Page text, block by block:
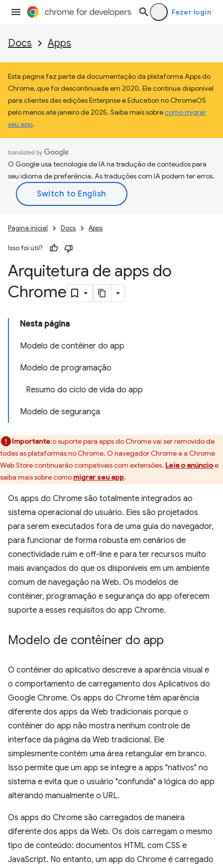
Fazer login
Docs Apps
Esta página faz parte da documentação da plataforma Apps do
Chrome, que foi descontinuada em 2020. Ele continua disponível
para clientes das edições Enterprise e Education no ChromeOS
pelo menos até janeiro de 2025. Saiba mais sobrecomo migrar
seu app.
O Google usa tecnologia de IA na tradução de conteúdos para
seu idioma de preferência. As traduções com IA podem ter erros.
Página inicial Docs Apps
Isso foi útil?
Arquitetura de apps do
Chrome
Nesta página
Modelo de contêiner do app
Modelo de programação
Resumo do ciclo de vida do app
Modelo de segurança
Importante:o suporte para apps do Chrome vai ser removido de
todas as plataformas no Chrome. O navegador Chrome e a Chrome
Web Store continuarão compatíveis com extensões. Leia o anúncioe
saiba mais sobre como migrar seu app.
Os apps do Chrome são totalmente integrados ao
sistema operacional do usuário. Eles são projetados
para serem executados fora de uma guia do navegador,
para funcionar de forma robusta em cenários de
conectividade ruim e off-line e para ter recursos muito
mais avançados do que os disponíveis em um ambiente
comum de navegação na Web. Os modelos de
contêiner, programação e segurança do app oferecem
suporte a esses requisitos do app Chrome.
Modelo de contêiner do app
O contêiner do aplicativo descreve a aparência visual e
o comportamento de carregamento dos Aplicativos do
Google Chrome. Os apps do Chrome têm aparência
diferente dos apps da Web tradicionais porque o
contêiner do app não mostra nenhum controle de
interface da página da Web tradicional. Ele
simplesmente contém uma área retangular em branco.
Isso permite que um app se integre a apps "nativos" no
sistema e evita que o usuário "confunda" a lógica do app
alterando manualmente o URL.
Os apps do Chrome são carregados de maneira
diferente dos apps da Web. Os dois carregam o mesmo
tipo de conteúdo: documentos HTML com CSS e
JavaScript. No entanto, um app do Chrome é carregado